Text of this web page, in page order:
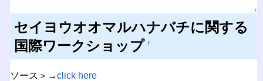
↑
セイヨウオオマルハナバチに関する
国際ワークショップ †
ソース＞→click here